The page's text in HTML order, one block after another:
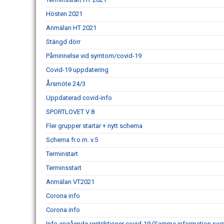
Hösten 2021
Anmälan HT 2021
Stängd dörr
Påminnelse vid symtom/covid-19
Covid-19 uppdatering
Årsmöte 24/3
Uppdaterad covid-info
SPORTLOVET V 8
Fler grupper startar + nytt schema
Schema fr.o.m. v.5
Terminstart
Terminsstart
Anmälan VT2021
Corona info
Corona info